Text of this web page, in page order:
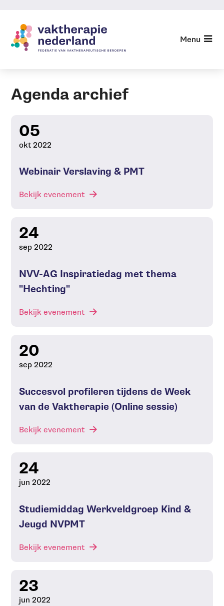
Jump
Jump
to
content
Menu
Agenda archief
05
okt 2022
Webinair Verslaving & PMT
Bekijk evenement
24
sep 2022
NVV-AG Inspiratiedag met thema
"Hechting"
Bekijk evenement
20
sep 2022
Succesvol profileren tijdens de Week
van de Vaktherapie (Online sessie)
Bekijk evenement
24
jun 2022
Studiemiddag Werkveldgroep Kind &
Jeugd NVPMT
Bekijk evenement
23
jun 2022
Agenda